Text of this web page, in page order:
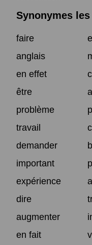
Synonymes
faire
anglais
en effet
être
problème
travail
demander
important
expérience
dire
augmenter
en fait